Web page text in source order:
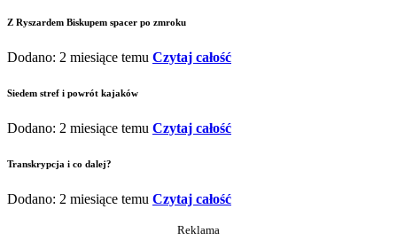
Z Ryszardem Biskupem spacer po zmroku
Dodano: 2 miesiące temu Czytaj całość
Siedem stref i powrót kajaków
Dodano: 2 miesiące temu Czytaj całość
Transkrypcja i co dalej?
Dodano: 2 miesiące temu Czytaj całość
Reklama